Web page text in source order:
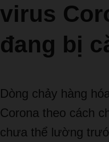
virus
đang bị
Dòng chảy hàng hó
Corona theo cách
chưa thể lường tr